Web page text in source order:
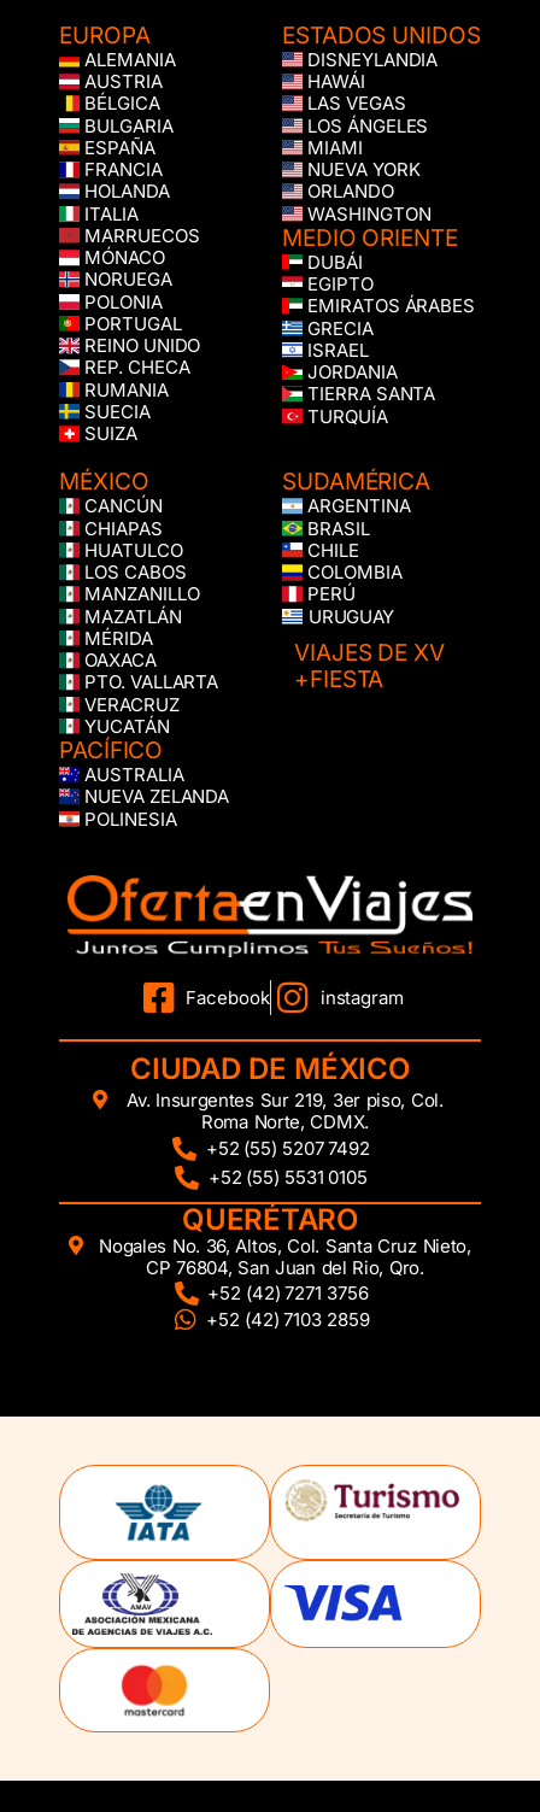
EUROPA
ALEMANIA
AUSTRIA
BÉLGICA
BULGARIA
ESPAÑA
FRANCIA
HOLANDA
ITALIA
MARRUECOS
MÓNACO
NORUEGA
POLONIA
PORTUGAL
REINO UNIDO
REP. CHECA
RUMANIA
SUECIA
SUIZA
ESTADOS UNIDOS
DISNEYLANDIA
HAWÁI
LAS VEGAS
LOS ÁNGELES
MIAMI
NUEVA YORK
ORLANDO
WASHINGTON
MEDIO ORIENTE
DUBÁI
EGIPTO
EMIRATOS ÁRABES
GRECIA
ISRAEL
JORDANIA
TIERRA SANTA
TURQUÍA
MÉXICO
CANCÚN
CHIAPAS
HUATULCO
LOS CABOS
MANZANILLO
MAZATLÁN
MÉRIDA
OAXACA
PTO. VALLARTA
VERACRUZ
YUCATÁN
PACÍFICO
AUSTRALIA
NUEVA ZELANDA
POLINESIA
SUDAMÉRICA
ARGENTINA
BRASIL
CHILE
COLOMBIA
PERÚ
URUGUAY
VIAJES DE XV
+FIESTA
Facebook instagram
CIUDAD DE MÉXICO
Av. Insurgentes Sur 219, 3er piso, Col.
Roma Norte, CDMX.
+52 (55) 5207 7492
+52 (55) 5531 0105
QUERÉTARO
Nogales No. 36, Altos, Col. Santa Cruz Nieto,
CP 76804, San Juan del Rio, Qro.
+52 (42) 7271 3756
+52 (42) 7103 2859